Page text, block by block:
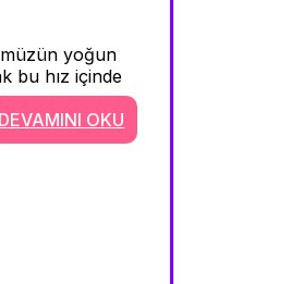
yoğun
bu hız içinde
DEVAMINI OKU